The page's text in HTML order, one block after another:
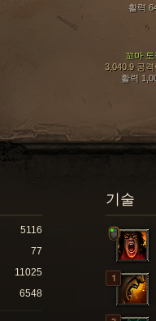
활력
꼬마 도
3,040.9 공격
활력
기술
5116
77
11025
6548